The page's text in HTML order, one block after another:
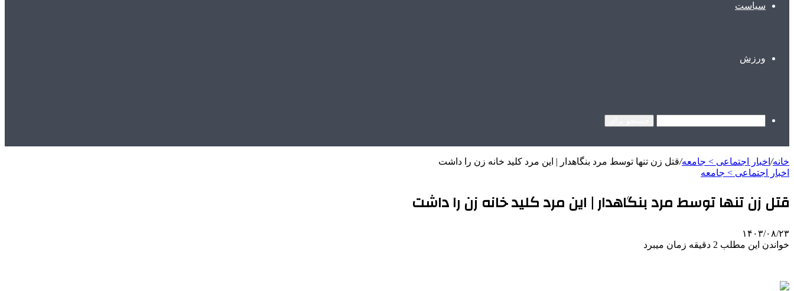
سیاست
ورزش
خانه/ اخبار اجتماعی > جامعه/قتل زن تنها توسط مرد بنگاهدار | این مرد کلید خانه زن را داشت
اخبار اجتماعی > جامعه
قتل زن تنها توسط مرد بنگاهدار | این مرد کلید خانه زن را داشت
۱۴۰۳/۰۸/۲۳
خواندن این مطلب 2 دقیقه زمان میبرد